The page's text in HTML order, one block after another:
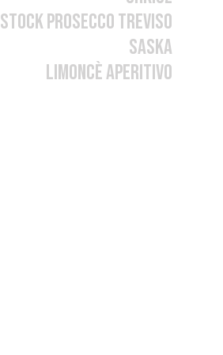
STOCK PROSECCO TREVISO
SASKA
LIMONCÈ APERITIVO